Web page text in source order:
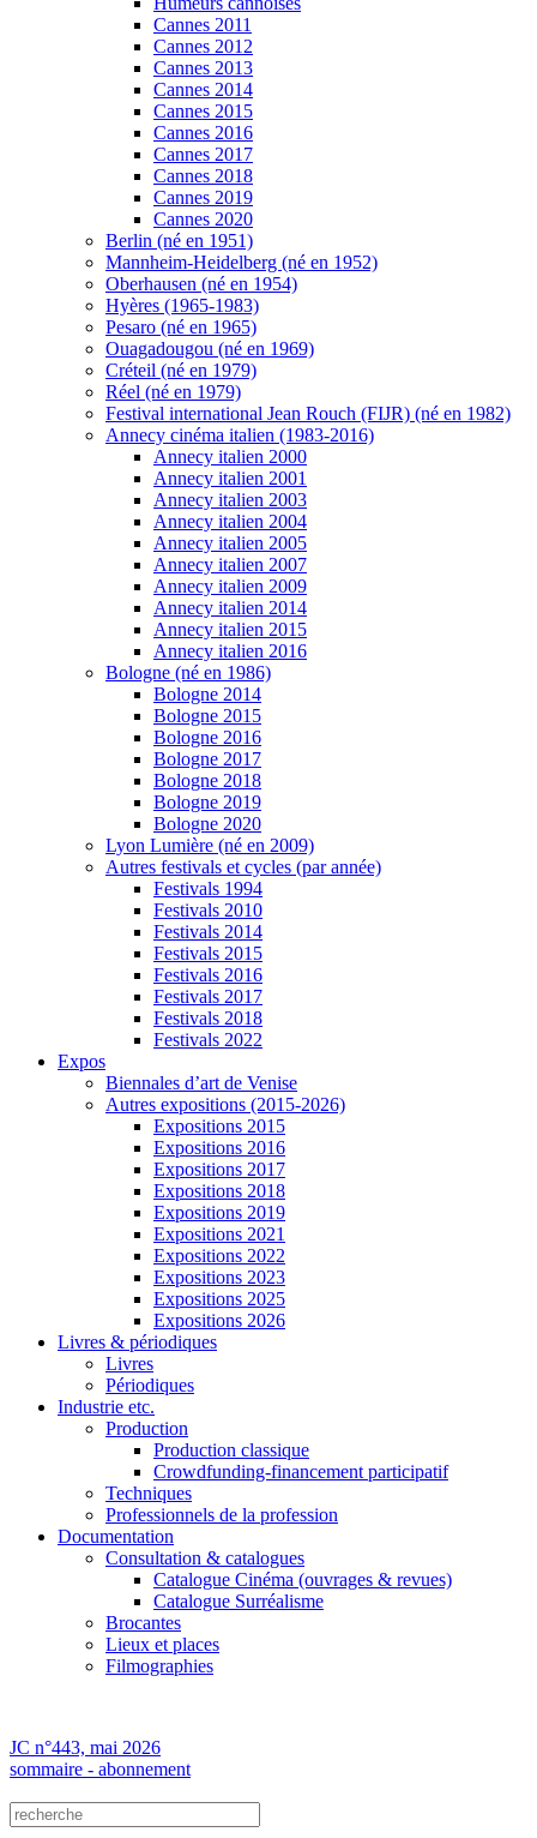
Cannes 2011
Cannes 2012
Cannes 2013
Cannes 2014
Cannes 2015
Cannes 2016
Cannes 2017
Cannes 2018
Cannes 2019
Cannes 2020
Berlin (né en 1951)
Mannheim-Heidelberg (né en 1952)
Oberhausen (né en 1954)
Hyères (1965-1983)
Pesaro (né en 1965)
Ouagadougou (né en 1969)
Créteil (né en 1979)
Réel (né en 1979)
Festival international Jean Rouch (FIJR) (né en 1982)
Annecy cinéma italien (1983-2016)
Annecy italien 2000
Annecy italien 2001
Annecy italien 2003
Annecy italien 2004
Annecy italien 2005
Annecy italien 2007
Annecy italien 2009
Annecy italien 2014
Annecy italien 2015
Annecy italien 2016
Bologne (né en 1986)
Bologne 2014
Bologne 2015
Bologne 2016
Bologne 2017
Bologne 2018
Bologne 2019
Bologne 2020
Lyon Lumière (né en 2009)
Autres festivals et cycles (par année)
Festivals 1994
Festivals 2010
Festivals 2014
Festivals 2015
Festivals 2016
Festivals 2017
Festivals 2018
Festivals 2022
Expos
Biennales d’art de Venise
Autres expositions (2015-2026)
Expositions 2015
Expositions 2016
Expositions 2017
Expositions 2018
Expositions 2019
Expositions 2021
Expositions 2022
Expositions 2023
Expositions 2025
Expositions 2026
Livres & périodiques
Livres
Périodiques
Industrie etc.
Production
Production classique
Crowdfunding-financement participatif
Techniques
Professionnels de la profession
Documentation
Consultation & catalogues
Catalogue Cinéma (ouvrages & revues)
Catalogue Surréalisme
Brocantes
Lieux et places
Filmographies
JC n°443, mai 2026
sommaire - abonnement